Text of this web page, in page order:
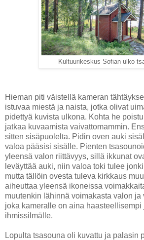
Kultuurikeskus Sofian ulko
Hieman piti väistellä kameran
istuvaa miestä ja naista, jotka olivat
pidettyä kuvista ulkona. Kohta he
jatkaa kuvaamista vaivattomammin.
sitten sisäpuolelta. Pidin oven auki
valoa pääsisi sisälle. Pienten
yleensä valon riittävyys, sillä ikkunat
leväyttää auki, niin valoa toki tulee
mutta tällöin ovesta tuleva kirkkaus
aiheuttaa yleensä ikoneissa
muutenkin lähinnä voimakasta valon ja
joka kameralle on aina haasteellisempi
ihmissilmälle.
Lopulta tsasouna oli kuvattu ja palasin